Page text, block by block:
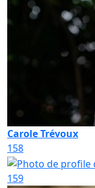
Carole Trévoux
158
159